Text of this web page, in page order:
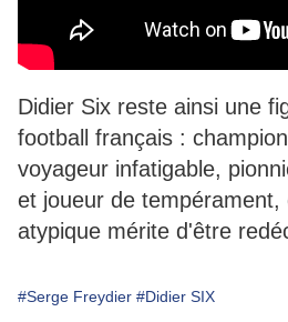
Didier Six reste ainsi une
football français :
voyageur infatigable,
et joueur de tempérament,
atypique mérite d'être
#Serge Freydier #Didier SIX